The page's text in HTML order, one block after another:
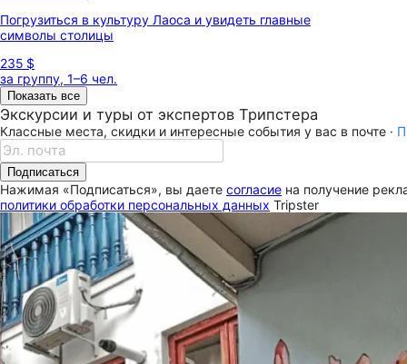
Погрузиться в культуру Лаоса и увидеть главные
символы столицы
235 $
за группу, 1–6 чел.
Показать все
Экскурсии и туры от экспертов Трипстера
Классные места, скидки и интересные события у вас в почте ·
Подписаться
Нажимая «Подписаться», вы даете согласие на получение
политики обработки персональных данных Tripster